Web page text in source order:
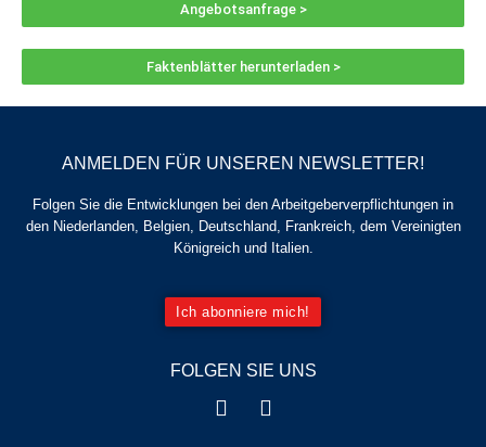
Angebotsanfrage >
Faktenblätter herunterladen >
FOLGEN SIE UNS
ANMELDEN FÜR UNSEREN NEWSLETTER!
Folgen Sie die Entwicklungen bei den Arbeitgeberverpflichtungen in
den Niederlanden, Belgien, Deutschland, Frankreich, dem Vereinigten
Königreich und Italien.
Ich abonniere mich!